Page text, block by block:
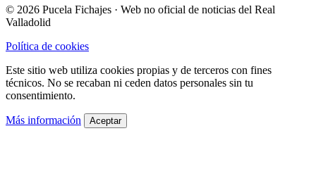
© 2026 Pucela Fichajes · Web no oficial de noticias del Real
Valladolid
Política de cookies
Este sitio web utiliza cookies propias y de terceros con fines
técnicos. No se recaban ni ceden datos personales sin tu
consentimiento.
Más información Aceptar